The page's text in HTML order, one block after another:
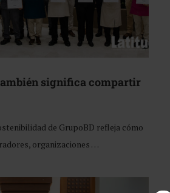
significa compartir
de GrupoBD refleja cómo
organizaciones …